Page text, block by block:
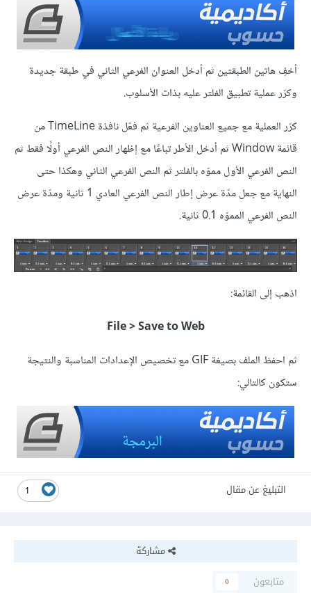
أخفِ هاتين الطبقتين ثم أدخل العنوان الفرعي الثاني في طبقة جديدة
وكرّر عملية تطبيق الفلتر عليه بذات الأسلوب.
كرّر العملية مع جميع العناوين الفرعية ثم فعّل نافذة TimeLine من
قائمة Window ثم أدخل الأطر تباعًا مع إظهار النص الفرعي أولًا فقط ثم
النص الفرعي الأول مموّه بالفلتر ثم النص الفرعي الثاني وهكذا حتى
النهاية مع جعل مدّة عرض إطار النص الفرعي العادي 1 ثانية ومدّة عرض
النص الفرعي المموّه 0.1 ثانية.
اذهب إلى القائمة:
File > Save to Web
ثم احفظ الملف بصيغة GIF مع تخصيص الإعدادات المناسبة والنتيجة
ستكون كالتالي:
1 التبليغ عن مقال
مشاركة
متابعون
0